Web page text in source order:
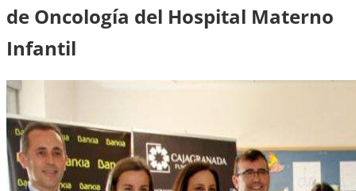
de Oncología del Hospital Materno
Infantil